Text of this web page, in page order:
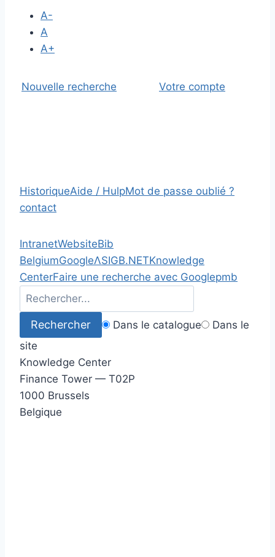
A-
A
A+
Nouvelle recherche Votre compte
HistoriqueAide / HulpMot de passe oublié ?
contact
IntranetWebsiteBib
BelgiumGoogleΛSIGB.NETKnowledge
CenterFaire une recherche avec Googlepmb
Dans le catalogue
Dans le
site
Knowledge Center
Finance Tower — T02P
1000 Brussels
Belgique